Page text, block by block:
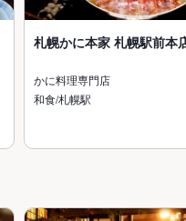
札幌かに本家 札幌駅前本
かに料理専門店
和食/札幌駅